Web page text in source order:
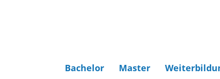
Bachelor Master